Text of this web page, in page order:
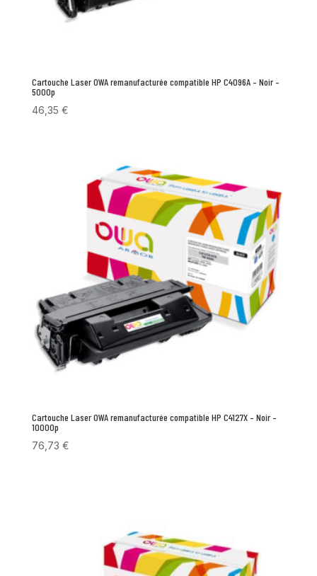
Cartouche Laser OWA remanufacturée compatible HP C4096A – Noir –
5000p
46,35 €
Cartouche Laser OWA remanufacturée compatible HP C4127X – Noir –
10000p
76,73 €